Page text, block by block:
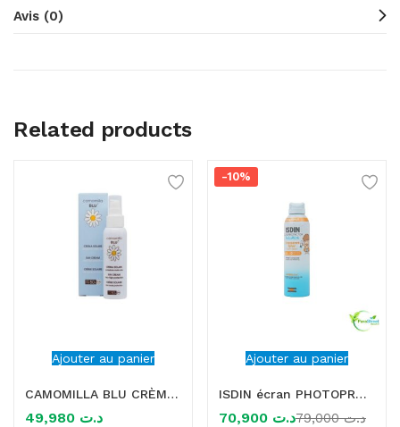
Avis (0)
Related products
Ajouter au panier
CAMOMILLA BLU CRÈME SOLAIRE SPF50+ 100ML
د.ت
Ajouter au panier
-10%
ISDIN écran PHOTOPROTECTION PEDIATRICS TRANSPARENT SPRAY KIDS SPF50, 250ML
د.ت د.ت79,000